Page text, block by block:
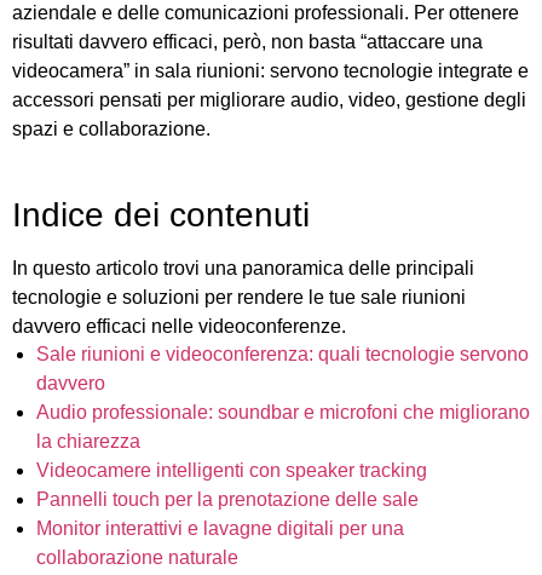
aziendale e delle comunicazioni professionali. Per ottenere
risultati davvero efficaci, però, non basta “attaccare una
videocamera” in sala riunioni: servono tecnologie integrate e
accessori pensati per migliorare audio, video, gestione degli
spazi e collaborazione.
Indice dei contenuti
In questo articolo trovi una panoramica delle principali
tecnologie e soluzioni per rendere le tue sale riunioni
davvero efficaci nelle videoconferenze.
Sale riunioni e videoconferenza: quali tecnologie servono
davvero
Audio professionale: soundbar e microfoni che migliorano
la chiarezza
Videocamere intelligenti con speaker tracking
Pannelli touch per la prenotazione delle sale
Monitor interattivi e lavagne digitali per una
collaborazione naturale